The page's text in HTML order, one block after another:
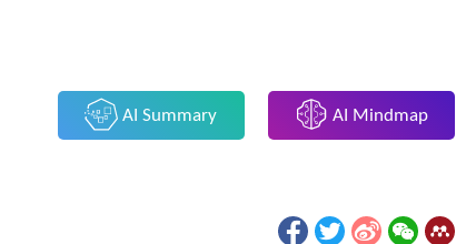
AI Summary AI Mindmap